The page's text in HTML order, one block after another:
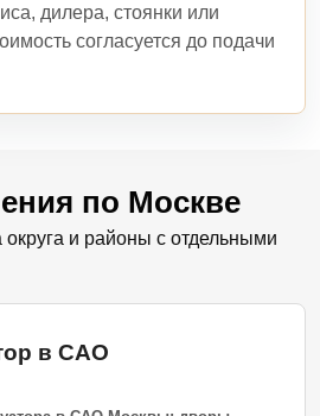
дилера, стоянки или
согласуется до подачи
по Москве
и районы с отдельными
в САО